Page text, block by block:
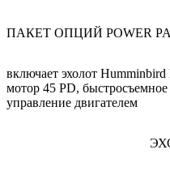
ПАКЕТ ОПЦИЙ POWER
включает эхолот
мотор 45 PD, быстросъемное
управление двигателем